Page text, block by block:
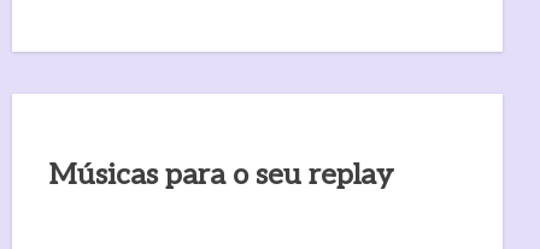
Músicas para o seu replay